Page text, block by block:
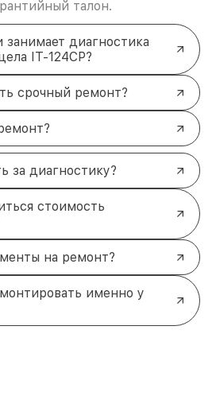
талон.
диагностика
IT-124CP?
срочный ремонт?
за диагностику?
стоимость
на ремонт?
именно у